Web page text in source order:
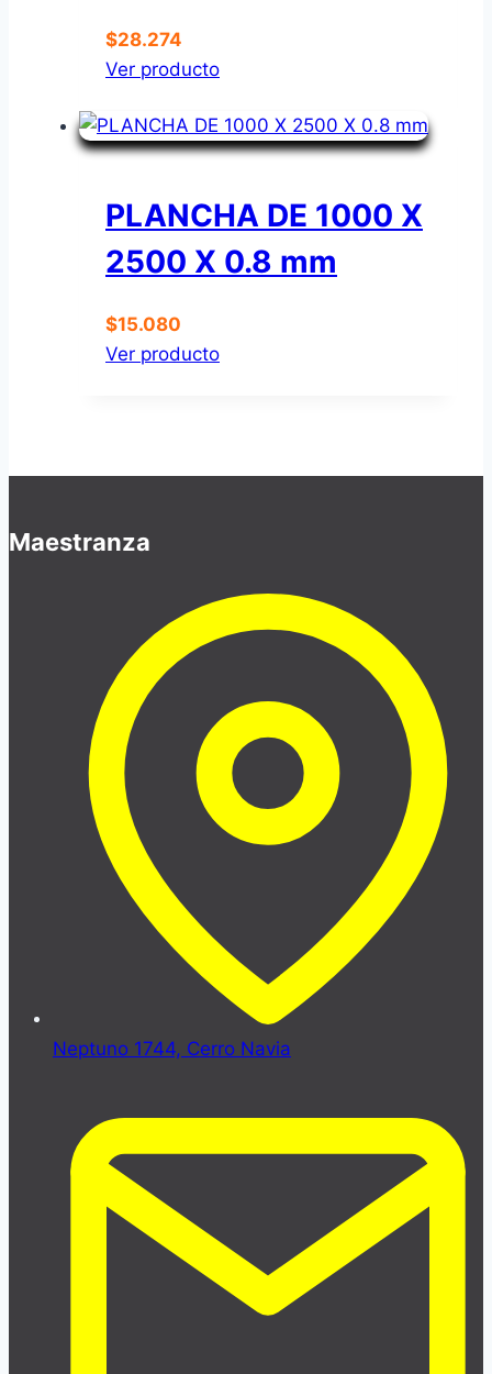
$28.274
Ver producto
PLANCHA DE 1000 X
2500 X 0.8 mm
$15.080
Ver producto
Maestranza
Neptuno 1744, Cerro Navia